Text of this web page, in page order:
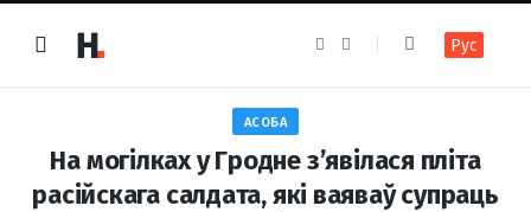
e
k
t
a
m
Рус
АСОБА
На могілках у Гродне з’явілася пліта
расійскага салдата, які ваяваў супраць